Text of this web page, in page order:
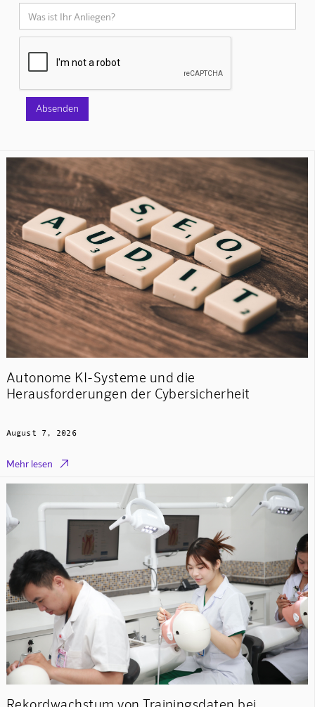
Autonome KI-Systeme und die
Herausforderungen der Cybersicherheit
August 7, 2026
Mehr lesen 